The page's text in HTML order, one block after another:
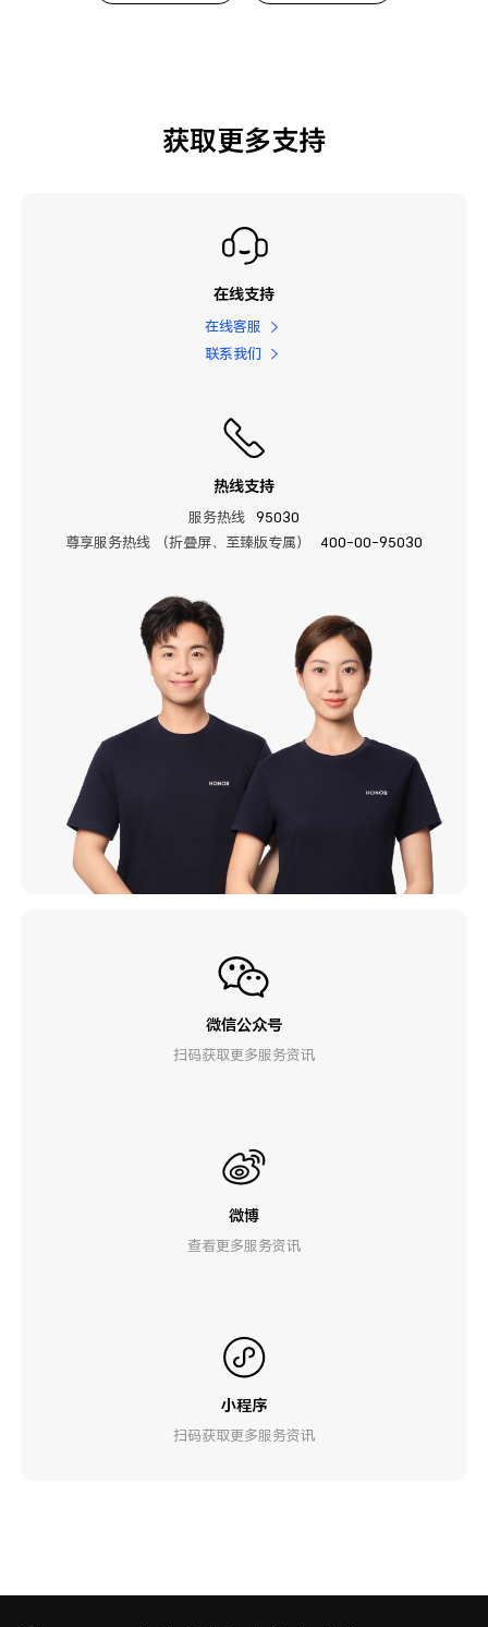
获取更多支持
在线支持
在线客服
联系我们
热线支持
服务热线
95030
尊享服务热线 （折叠屏、至臻版专属）
400-00-95030
微信公众号
扫码获取更多服务资讯
微博
查看更多服务资讯
小程序
扫码获取更多服务资讯